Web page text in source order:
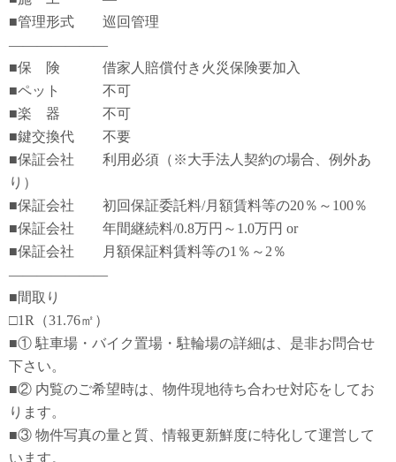
■管理形式 巡回管理
―――――――
■保 険 借家人賠償付き火災保険要加入
■ペット 不可
■楽 器 不可
■鍵交換代 不要
■保証会社 利用必須（※大手法人契約の場合、例外あ
り）
■保証会社 初回保証委託料/月額賃料等の20％～100％
■保証会社 年間継続料/0.8万円～1.0万円 or
■保証会社 月額保証料賃料等の1％～2％
―――――――
■間取り
□1R（31.76㎡）
■① 駐車場・バイク置場・駐輪場の詳細は、是非お問合せ
下さい。
■② 内覧のご希望時は、物件現地待ち合わせ対応をしてお
ります。
■③ 物件写真の量と質、情報更新鮮度に特化して運営して
います。